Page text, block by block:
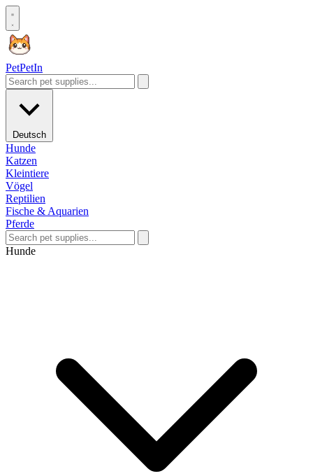
PetPetIn
Deutsch
Hunde
Katzen
Kleintiere
Vögel
Reptilien
Fische & Aquarien
Pferde
Hunde